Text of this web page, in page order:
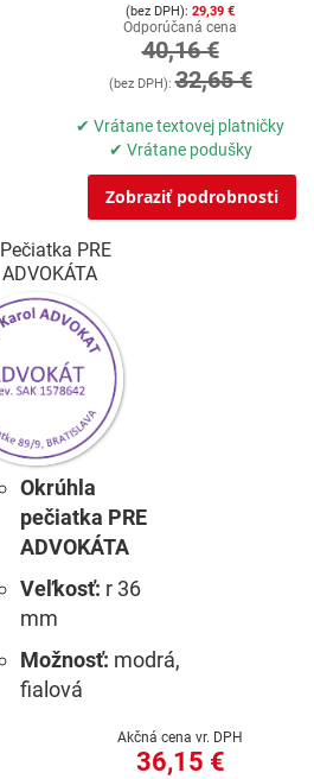
29,39 €
Odporúčaná cena
40,16 €
32,65 €
✔ Vrátane textovej platničky
✔ Vrátane podušky
Zobraziť podrobnosti
Pečiatka PRE
ADVOKÁTA
Okrúhla
pečiatka PRE
ADVOKÁTA
Veľkosť: r 36
mm
Možnosť: modrá,
fialová
Akčná cena vr. DPH
36,15 €